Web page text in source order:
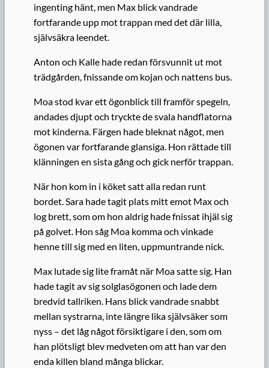
ingenting hänt, men Max blick vandrade
fortfarande upp mot trappan med det där lilla,
självsäkra leendet.
Anton och Kalle hade redan försvunnit ut mot
trädgården, fnissande om kojan och nattens bus.
Moa stod kvar ett ögonblick till framför spegeln,
andades djupt och tryckte de svala handflatorna
mot kinderna. Färgen hade bleknat något, men
ögonen var fortfarande glansiga. Hon rättade till
klänningen en sista gång och gick nerför trappan.
När hon kom in i köket satt alla redan runt
bordet. Sara hade tagit plats mitt emot Max och
log brett, som om hon aldrig hade fnissat ihjäl sig
på golvet. Hon såg Moa komma och vinkade
henne till sig med en liten, uppmuntrande nick.
Max lutade sig lite framåt när Moa satte sig. Han
hade tagit av sig solglasögonen och lade dem
bredvid tallriken. Hans blick vandrade snabbt
mellan systrarna, inte längre lika självsäker som
nyss – det låg något försiktigare i den, som om
han plötsligt blev medveten om att han var den
enda killen bland många blickar.